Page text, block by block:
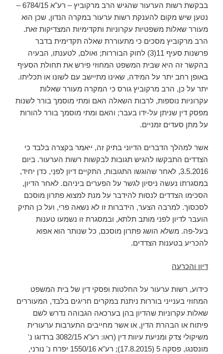
בבקשת רשות הערעור שהגיש הרב מרקוביץ – רע"א 6784/15 –
נטען שיש מקום להענקת רשות ערעור במקרה הנדון, שכן הוא
מעורר שאלות משפטיות עקרוניות ותקדימיות המצדיקות זאת.
הרב מרקוביץ מסכים כי מתעוררת שאלה תקדימית בדבר
פרשנות סעיף 11(3) לחוק הבוררות; ואולם, לטענתו, הבעיה
בהקשר זה היא שבית המשפט המחוזי פירש את תחולת הסעיף
באופן רחב יתר על המידה, שאינו מתיישב עם לשונו או תכליתו.
יתר על כן, הרב מרקוביץ גורס כי המקרה מעורר שאלות
עקרוניות נוספות, לרבות השאלה האם ומתי מוסמך בורר לשנות
מפסק דין שניתן על-ידו בעבר; והאם ומתי מוסמך בורר להורות
על מתן סעדים זמניים.
אשר למהלך הדברים הדיוני בתיק זה, ייאמר בקצרה בלבד כי
הצדדים התבקשו להגיש תגובות לבקשות רשות הערעור. ביום
3.5.2016, לאחר שהוגשו התגובות, התקיים דיון לפנַי, כדן יחיד,
במסגרתו נעשה ניסיון לגשר על הפערים ביניהם. לאחר הדיון,
הסכימו הצדדים לנסות להידבר על מנת למצוא פתרון מוסכם
לסכסוך. למרבה הצער, הידברות זו לא נשאה פרי, ועל כן התיק
הועבר לדיון לפני מותב תלתא, ובמסגרת זו נשמעו טענות
בעל-פה. משלא הושג פתרון מוסכם, כל שנותר הוא אפוא
להכריע בטענות הצדדים.
דיון והכרעה
כידוע, רשות ערעור על החלטות ופסקי דין של בית המשפט
המחוזי בענייני בוררות ניתנת במקרים חריגים בלבד, המעוררים
שאלות עקרוניות שהדיון בהן בערכאה הגבוהה נדרש לשם
פיתוח או הבהרת הדין, או אשר מחייבים התערבות ערעורית
משיקולי צדק ומניעת עיוות דין (ראו: רע"א 3082/15 ברדוגו נ'
מונסנגו, פסקה 5 (17.8.2015); רע"א 1550/16 יפרח נ' נורני,